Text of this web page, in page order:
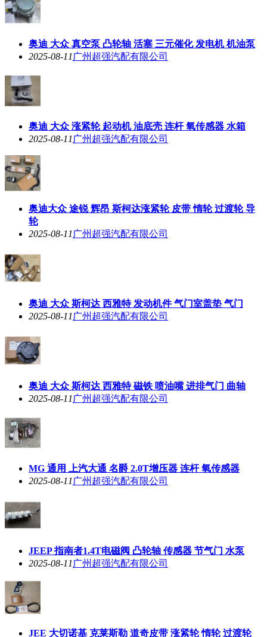
奥迪 大众 真空泵 凸轮轴 活塞 三元催化 发电机 机油泵
2025-08-11 广州超强汽配有限公司
奥迪 大众 涨紧轮 起动机 油底壳 连杆 氧传感器 水箱
2025-08-11 广州超强汽配有限公司
奥迪大众 途锐 辉昂 斯柯达涨紧轮 皮带 惰轮 过渡轮 导
轮
2025-08-11 广州超强汽配有限公司
奥迪 大众 斯柯达 西雅特 发动机件 气门室盖垫 气门
2025-08-11 广州超强汽配有限公司
奥迪 大众 斯柯达 西雅特 磁铁 喷油嘴 进排气门 曲轴
2025-08-11 广州超强汽配有限公司
MG 通用 上汽大通 名爵 2.0T增压器 连杆 氧传感器
2025-08-11 广州超强汽配有限公司
JEEP 指南者1.4T电磁阀 凸轮轴 传感器 节气门 水泵
2025-08-11 广州超强汽配有限公司
JEE 大切诺基 克莱斯勒 道奇皮带 涨紧轮 惰轮 过渡轮